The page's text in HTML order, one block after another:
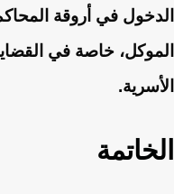
الدخول في أروقة
الموكل، خاصة في
الأسرية.
الخاتمة